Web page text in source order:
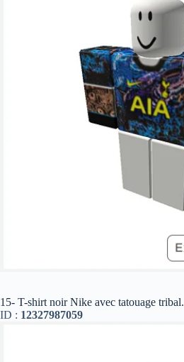
15- T-shirt noir Nike avec tatouage tribal.
ID : 12327987059